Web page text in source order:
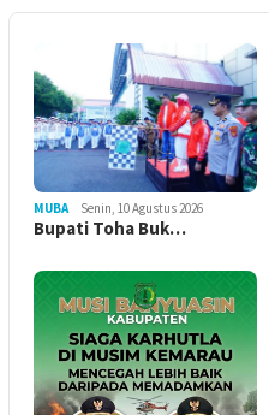
MUBA Senin, 10 Agustus 2026
Bupati Toha Buk…